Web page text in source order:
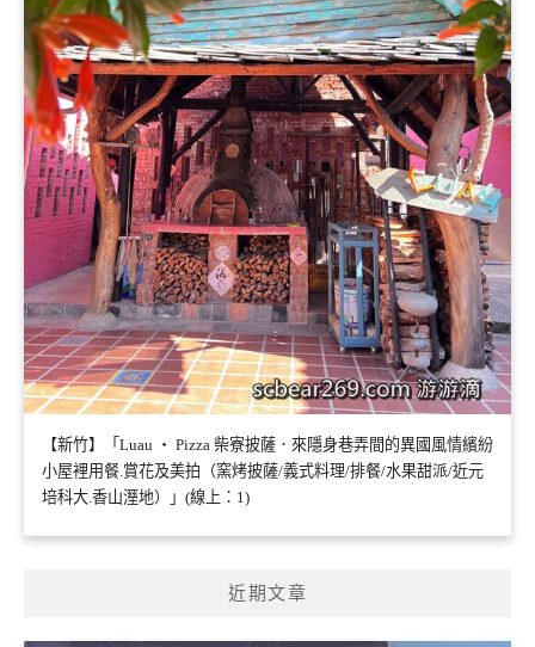
【新竹】「Luau ・ Pizza 柴寮披薩．來隱身巷弄間的異國風情繽紛
小屋裡用餐.賞花及美拍（窯烤披薩/義式料理/排餐/水果甜派/近元
培科大.香山溼地）」(線上：1)
近期文章